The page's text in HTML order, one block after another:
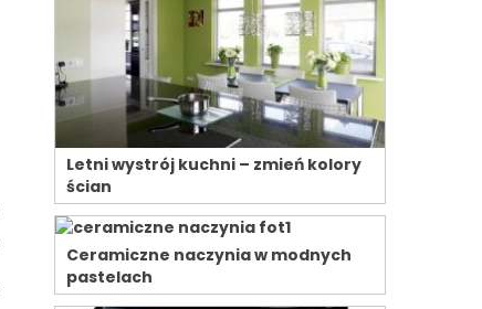
Letni wystrój kuchni – zmień kolory
ścian
Ceramiczne naczynia w modnych
pastelach